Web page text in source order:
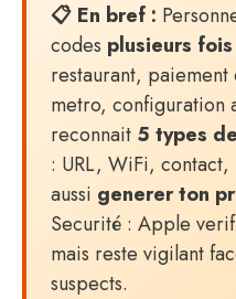
📋 En bref :
codes plusieurs
restaurant,
metro, configuration
reconnait 5 types
: URL, WiFi,
aussi generer ton
Securité : Apple
mais reste vigilant
suspects.